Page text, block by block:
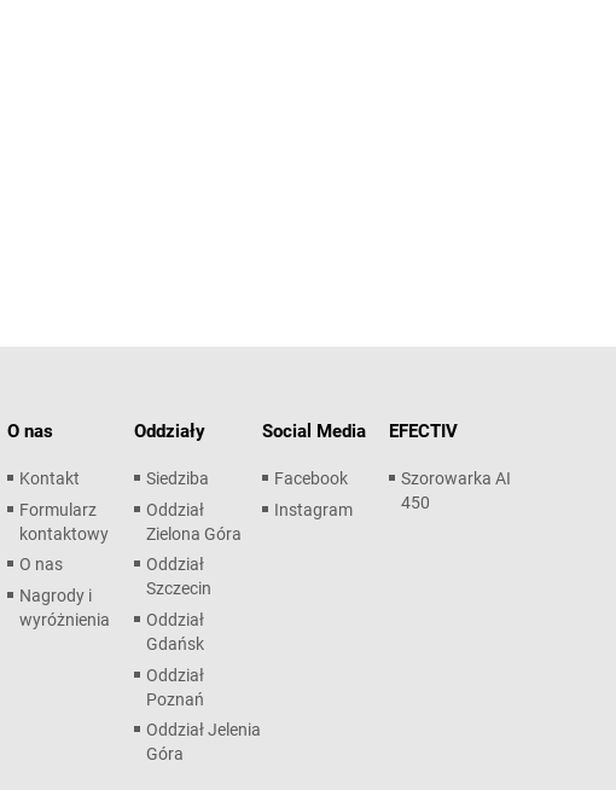
O nas
Kontakt
Formularz
kontaktowy
O nas
Nagrody i
wyróżnienia
Oddziały
Siedziba
Oddział
Zielona Góra
Oddział
Szczecin
Oddział
Gdańsk
Oddział
Poznań
Oddział Jelenia
Góra
Social Media
Facebook
Instagram
EFECTIV
Szorowarka AI
450